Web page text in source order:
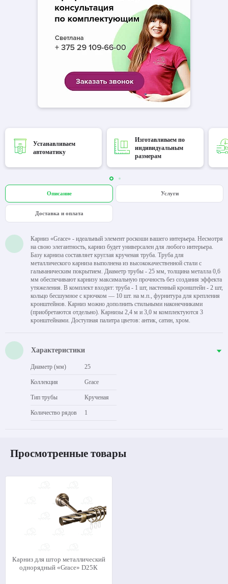
Устанавливаем
автоматику
Изготавливаем по
индивидуальным
размерам
Описание Услуги
Доставка и оплата
Карниз «Grace» - идеальный элемент роскоши вашего интерьера. Несмотря
на свою элегантность, карниз будет универсален для любого интерьера.
Базу карниза составляет круглая крученая труба. Труба для
металлического карниза выполнена из высококачественной стали с
гальваническим покрытием. Диаметр трубы - 25 мм, толщина металла 0,6
мм обеспечивают карнизу максимальную прочность без создания эффекта
утяжеления. В комплект входят: труба - 1 шт, настенный кронштейн - 2 шт,
кольцо бесшумное с крючком — 10 шт. на м.п., фурнитура для крепления
кронштейнов. Карниз можно дополнить стильными наконечниками
(приобретаются отдельно). Карнизы 2,4 м и 3,0 м комплектуются 3
кронштейнами. Доступная палитра цветов: антик, сатин, хром.
Характеристики
Диаметр (мм) 25
Коллекция Grace
Тип трубы Крученая
Количество рядов 1
Просмотренные товары
Карниз для штор металлический
однорядный «Grace» D25К